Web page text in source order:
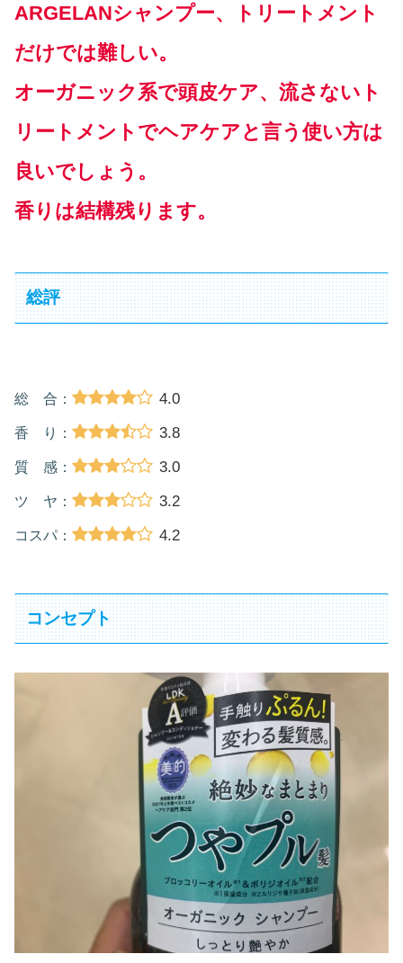
ARGELANシャンプー、トリートメント
だけでは難しい。
オーガニック系で頭皮ケア、流さないト
リートメントでヘアケアと言う使い方は
良いでしょう。
香りは結構残ります。
総評
総 合： 4.0
香 り： 3.8
質 感： 3.0
ツ ヤ： 3.2
コスパ： 4.2
コンセプト